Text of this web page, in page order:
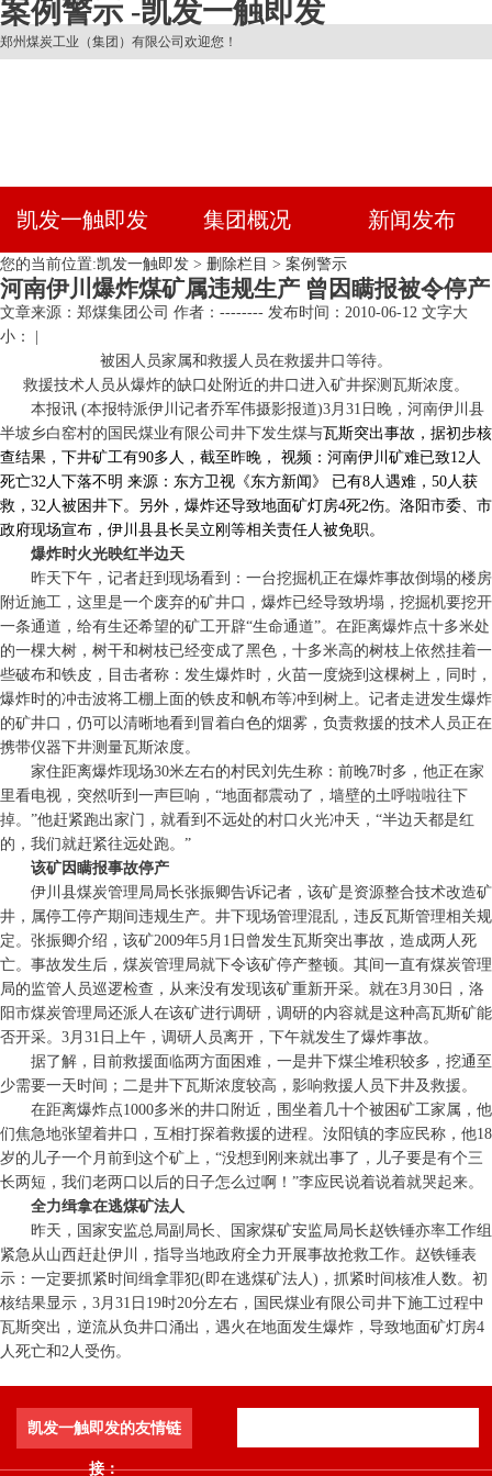
案例警示 -凯发一触即发
郑州煤炭工业（集团）有限公司欢迎您！
凯发一触即发 集团概况 新闻发布
您的当前位置:凯发一触即发 > 删除栏目 > 案例警示
河南伊川爆炸煤矿属违规生产 曾因瞒报被令停产
文章来源：郑煤集团公司 作者：-------- 发布时间：2010-06-12 文字大
小： |
被困人员家属和救援人员在救援井口等待。
救援技术人员从爆炸的缺口处附近的井口进入矿井探测瓦斯浓度。
本报讯 (本报特派伊川记者乔军伟摄影报道)3月31日晚，河南伊川县
半坡乡白窑村的国民煤业有限公司井下发生煤与瓦斯突出事故，据初步核
查结果，下井矿工有90多人，截至昨晚， 视频：河南伊川矿难已致12人
死亡32人下落不明 来源：东方卫视《东方新闻》
已有8人遇难，50人获
救，32人被困井下。另外，爆炸还导致地面矿灯房4死2伤。洛阳市委、市
政府现场宣布，伊川县县长吴立刚等相关责任人被免职。
爆炸时火光映红半边天
昨天下午，记者赶到现场看到：一台挖掘机正在爆炸事故倒塌的楼房
附近施工，这里是一个废弃的矿井口，爆炸已经导致坍塌，挖掘机要挖开
一条通道，给有生还希望的矿工开辟“生命通道”。在距离爆炸点十多米处
的一棵大树，树干和树枝已经变成了黑色，十多米高的树枝上依然挂着一
些破布和铁皮，目击者称：发生爆炸时，火苗一度烧到这棵树上，同时，
爆炸时的冲击波将工棚上面的铁皮和帆布等冲到树上。记者走进发生爆炸
的矿井口，仍可以清晰地看到冒着白色的烟雾，负责救援的技术人员正在
携带仪器下井测量瓦斯浓度。
家住距离爆炸现场30米左右的村民刘先生称：前晚7时多，他正在家
里看电视，突然听到一声巨响，“地面都震动了，墙壁的土呼啦啦往下
掉。”他赶紧跑出家门，就看到不远处的村口火光冲天，“半边天都是红
的，我们就赶紧往远处跑。”
该矿因瞒报事故停产
伊川县煤炭管理局局长张振卿告诉记者，该矿是资源整合技术改造矿
井，属停工停产期间违规生产。井下现场管理混乱，违反瓦斯管理相关规
定。张振卿介绍，该矿2009年5月1日曾发生瓦斯突出事故，造成两人死
亡。事故发生后，煤炭管理局就下令该矿停产整顿。其间一直有煤炭管理
局的监管人员巡逻检查，从来没有发现该矿重新开采。就在3月30日，洛
阳市煤炭管理局还派人在该矿进行调研，调研的内容就是这种高瓦斯矿能
否开采。3月31日上午，调研人员离开，下午就发生了爆炸事故。
据了解，目前救援面临两方面困难，一是井下煤尘堆积较多，挖通至
少需要一天时间；二是井下瓦斯浓度较高，影响救援人员下井及救援。
在距离爆炸点1000多米的井口附近，围坐着几十个被困矿工家属，他
们焦急地张望着井口，互相打探着救援的进程。汝阳镇的李应民称，他18
岁的儿子一个月前到这个矿上，“没想到刚来就出事了，儿子要是有个三
长两短，我们老两口以后的日子怎么过啊！”李应民说着说着就哭起来。
全力缉拿在逃煤矿法人
昨天，国家安监总局副局长、国家煤矿安监局局长赵铁锤亦率工作组
紧急从山西赶赴伊川，指导当地政府全力开展事故抢救工作。赵铁锤表
示：一定要抓紧时间缉拿罪犯(即在逃煤矿法人)，抓紧时间核准人数。初
核结果显示，3月31日19时20分左右，国民煤业有限公司井下施工过程中
瓦斯突出，逆流从负井口涌出，遇火在地面发生爆炸，导致地面矿灯房4
人死亡和2人受伤。
凯发一触即发的友情链
接：